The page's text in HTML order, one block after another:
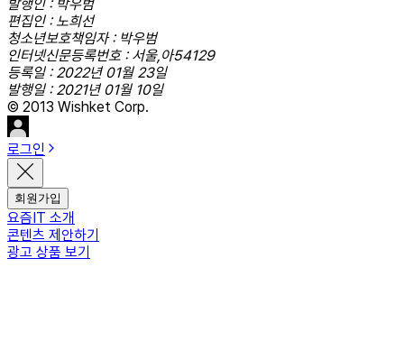
발행인 : 박우범
편집인 : 노희선
청소년보호책임자 : 박우범
인터넷신문등록번호 : 서울,아54129
등록일 : 2022년 01월 23일
발행일 : 2021년 01월 10일
© 2013 Wishket Corp.
로그인
회원가입
요즘IT 소개
콘텐츠 제안하기
광고 상품 보기